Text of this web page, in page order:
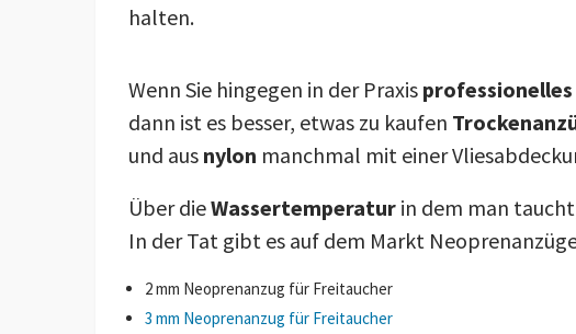
halten.
Wenn Sie hingegen in der Praxis professionelles
dann ist es besser, etwas zu kaufen
und aus nylon manchmal mit einer
Über dieWassertemperatur in dem man
In der Tat gibt es auf dem Markt
2 mm Neoprenanzug für Freitaucher
3 mm Neoprenanzug für Freitaucher